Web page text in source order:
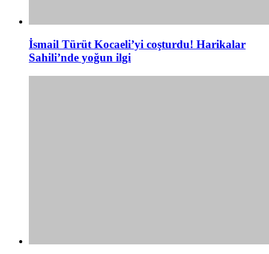
İsmail Türüt Kocaeli’yi coşturdu! Harikalar
Sahili’nde yoğun ilgi